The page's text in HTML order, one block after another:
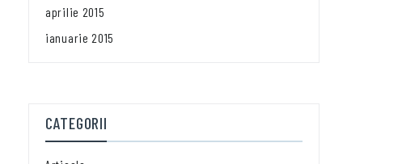
aprilie 2015
ianuarie 2015
CATEGORII